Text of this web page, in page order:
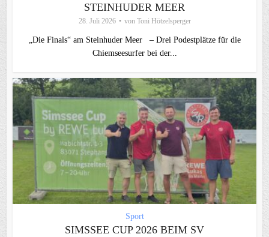
STEINHUDER MEER
28. Juli 2026 von Toni Hötzelsperger
„Die Finals“ am Steinhuder Meer – Drei Podestplätze für die
Chiemseesurfer bei der...
Sport
SIMSSEE CUP 2026 BEIM SV